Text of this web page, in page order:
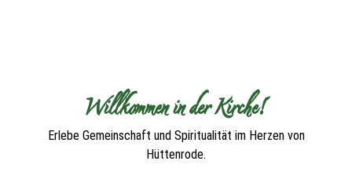
Willkommen in der Kirche!
Erlebe Gemeinschaft und Spiritualität im Herzen von
Hüttenrode.